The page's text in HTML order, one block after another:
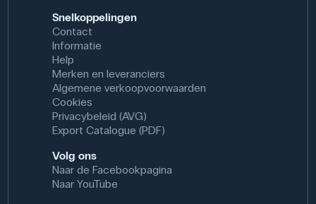
Snelkoppelingen
Contact
Informatie
Help
Merken en leveranciers
Algemene verkoopvoorwaarden
Cookies
Privacybeleid (AVG)
Export Catalogue (PDF)
Volg ons
Naar de Facebookpagina
Naar YouTube